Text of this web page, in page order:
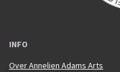
INFO
Over Annelien Adams Arts